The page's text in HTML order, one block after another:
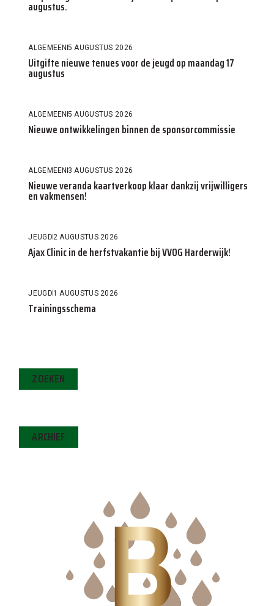
augustus.
ALGEMEEN5 AUGUSTUS 2026
Uitgifte nieuwe tenues voor de jeugd op maandag 17
augustus
ALGEMEEN5 AUGUSTUS 2026
Nieuwe ontwikkelingen binnen de sponsorcommissie
ALGEMEEN3 AUGUSTUS 2026
Nieuwe veranda kaartverkoop klaar dankzij vrijwilligers
en vakmensen!
JEUGD2 AUGUSTUS 2026
Ajax Clinic in de herfstvakantie bij VVOG Harderwijk!
JEUGD1 AUGUSTUS 2026
Trainingsschema
ZOEKEN
ARCHIEF